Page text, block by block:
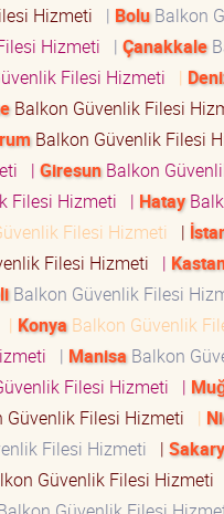
Hizmeti | BoluBalkon
Hizmeti | Çanakkale
Filesi Hizmeti |
Balkon Güvenlik Filesi
Balkon Güvenlik Filesi
| GiresunBalkon
Filesi Hizmeti | Hatay
Filesi Hizmeti |
Filesi Hizmeti |
Balkon Güvenlik Filesi
| Konya Balkon Güvenlik
| Manisa Balkon
Filesi Hizmeti |
Güvenlik Filesi Hizmeti |
Filesi Hizmeti |
Güvenlik Filesi Hizmeti